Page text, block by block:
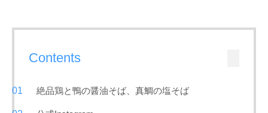
Contents
絶品鶏と鴨の醤油そば、真鯛の塩そば